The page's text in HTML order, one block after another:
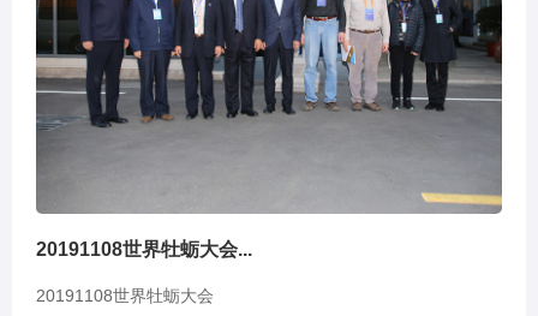
20191108世界牡蛎大会...
20191108世界牡蛎大会